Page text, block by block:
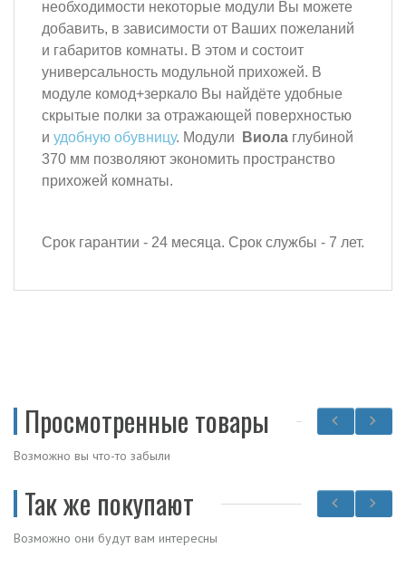
необходимости некоторые модули Вы можете
добавить, в зависимости от Ваших пожеланий
и габаритов комнаты. В этом и состоит
универсальность модульной прихожей. В
модуле комод+зеркало Вы найдёте удобные
скрытые полки за отражающей поверхностью
и удобную обувницу. Модули Виола глубиной
370 мм позволяют экономить пространство
прихожей комнаты.
Срок гарантии - 24 месяца. Срок службы - 7 лет.
Просмотренные товары
Возможно вы что-то забыли
Так же покупают
Возможно они будут вам интересны